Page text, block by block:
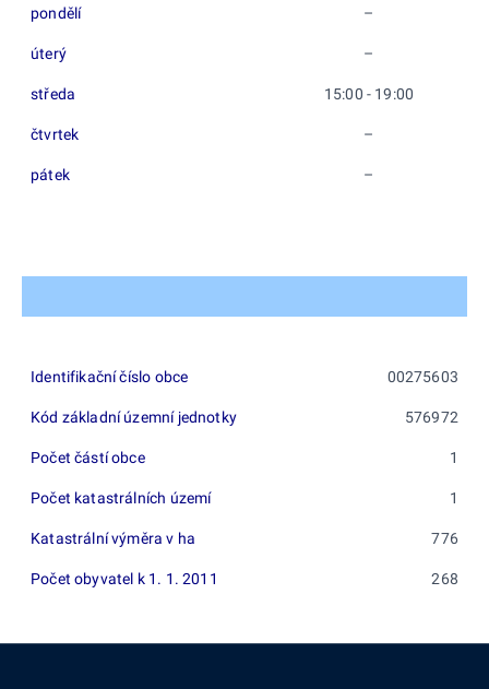
pondělí –
úterý –
středa 15:00 - 19:00
čtvrtek –
pátek –
Identifikační číslo obce 00275603
Kód základní územní jednotky 576972
Počet částí obce 1
Počet katastrálních území 1
Katastrální výměra v ha 776
Počet obyvatel k 1. 1. 2011 268